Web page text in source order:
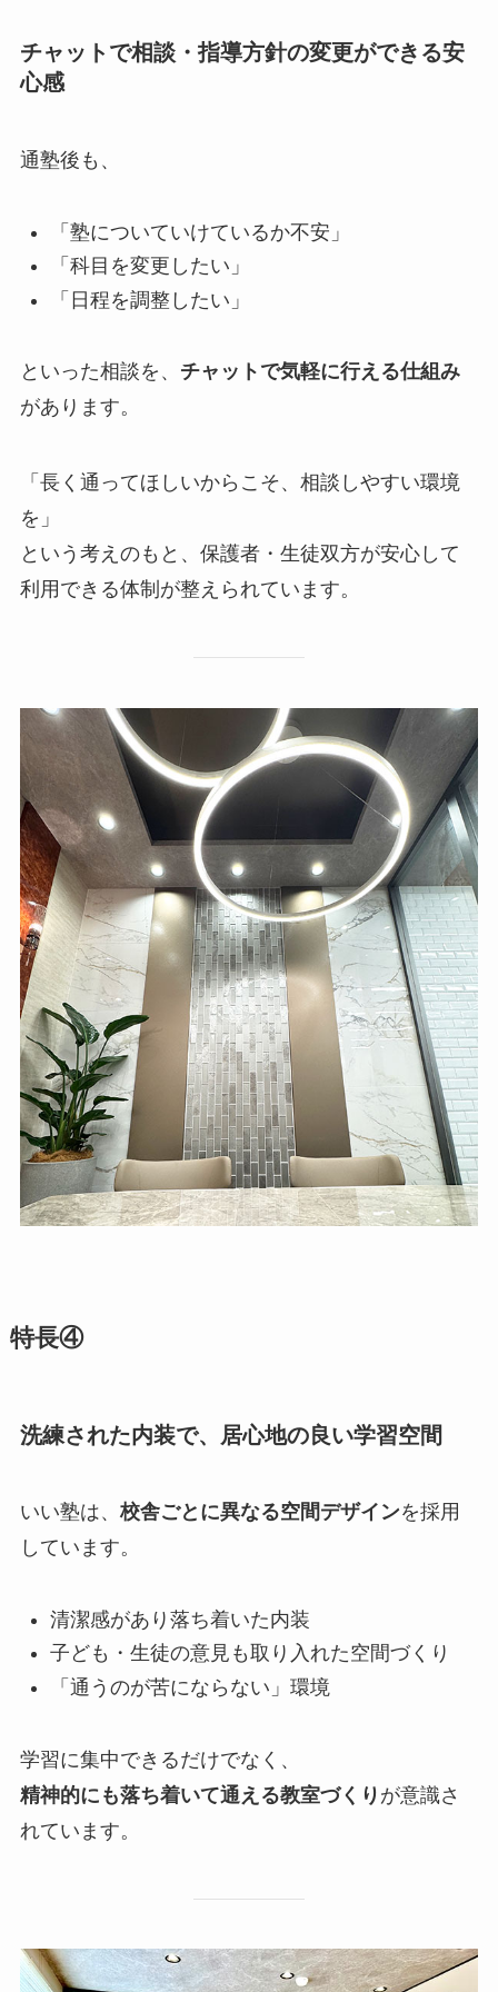
チャットで相談・指導方針の変更ができる安
心感
通塾後も、
「塾についていけているか不安」
「科目を変更したい」
「日程を調整したい」
といった相談を、 チャットで気軽に行える仕組み
があります。
「長く通ってほしいからこそ、相談しやすい環境
を」
という考えのもと、保護者・生徒双方が安心して
利用できる体制が整えられています。
特長④
洗練された内装で、居心地の良い学習空間
いい塾は、 校舎ごとに異なる空間デザインを採用
しています。
清潔感があり落ち着いた内装
子ども・生徒の意見も取り入れた空間づくり
「通うのが苦にならない」環境
学習に集中できるだけでなく、
精神的にも落ち着いて通える教室づくり が意識さ
れています。